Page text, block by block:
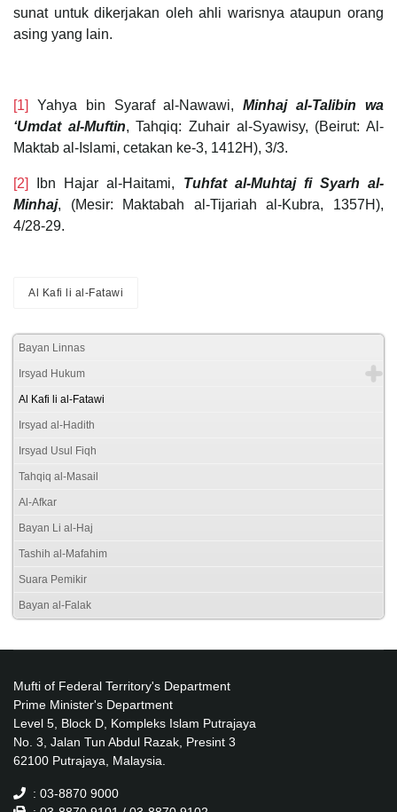
sunat untuk dikerjakan oleh ahli warisnya ataupun orang
asing yang lain.
[1] Yahya bin Syaraf al-Nawawi,Minhaj al-Talibin wa
‘Umdat al-Muftin, Tahqiq: Zuhair al-Syawisy, (Beirut: Al-
Maktab al-Islami, cetakan ke-3, 1412H), 3/3.
[2] Ibn Hajar al-Haitami, Tuhfat al-Muhtaj fi Syarh al-
Minhaj, (Mesir: Maktabah al-Tijariah al-Kubra, 1357H),
4/28-29.
Al Kafi li al-Fatawi
Bayan Linnas
Irsyad Hukum
Al Kafi li al-Fatawi
Irsyad al-Hadith
Irsyad Usul Fiqh
Tahqiq al-Masail
Al-Afkar
Bayan Li al-Haj
Tashih al-Mafahim
Suara Pemikir
Bayan al-Falak
Mufti of Federal Territory's Department
Prime Minister's Department
Level 5, Block D, Kompleks Islam Putrajaya
No. 3, Jalan Tun Abdul Razak, Presint 3
62100 Putrajaya, Malaysia.
: 03-8870 9000